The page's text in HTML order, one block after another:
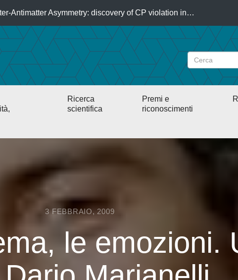
Antimatter Asymmetry: discovery of CP violation in…
Ricerca
scientifica
Premi e
riconoscimenti
3 FEBBRAIO, 2009
le emozioni.